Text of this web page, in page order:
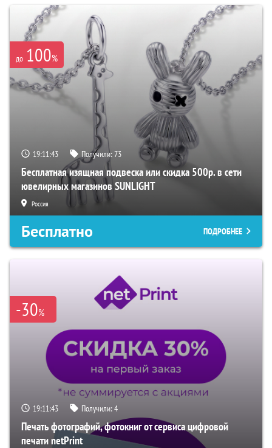
до 100%
19:11:42 Получили:73
Бесплатная изящная подвеска или скидка 500р. в сети
ювелирных магазинов SUNLIGHT
Россия
Бесплатно ПОДРОБНЕЕ
-30%
19:11:42 Получили:4
Печать фотографий, фотокниг от сервиса цифровой
печати netPrint